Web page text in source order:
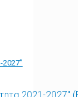
2021-